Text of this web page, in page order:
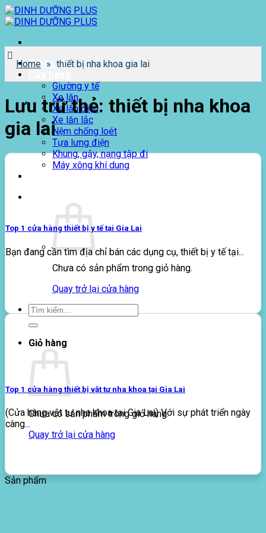
Bỏ
qua
dung
Trang chủ
Giường y tế
Xe lăn
Xe lăn điện
Xe lăn lắc
Nệm chống loét
Tựa lưng điện
Khung, gậy, nạng tập đi
Máy xông khí dung
Chưa có sản phẩm trong giỏ hàng.
Quay trở lại cửa hàng
Tìm
kiếm:
Giỏ hàng
Chưa có sản phẩm trong giỏ hàng.
Quay trở lại cửa hàng
Home » thiết bị nha khoa gia lai
Lưu trữ thẻ: thiết bị nha khoa
gia lai
Top 1 cửa hàng thiết bị y tế tại Gia Lai
Bạn đang cần tìm địa chỉ bán các dụng cụ, thiết bị y tế tại...
Top 1 cửa hàng thiết bị vật tư nha khoa tại Gia Lai
(Cửa hàng vật tư nha khoa tại Gia Lai) Với sự phát triển ngày
càng...
Sản phẩm